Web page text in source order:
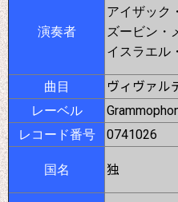
演奏者
アイザック
ズービン・
イスラエル
曲目 ヴィヴァル
レーベル
レコード番号 0741026
国名 独